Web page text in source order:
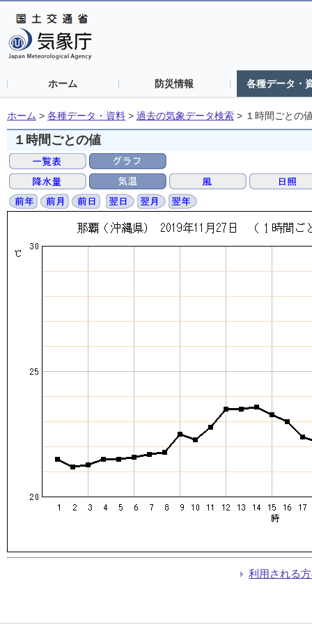
ホーム 防災情報 各種データ・
ホーム > 各種データ・資料 > 過去の気象データ検索 > １時間ごとの
１時間ごとの値
利用される